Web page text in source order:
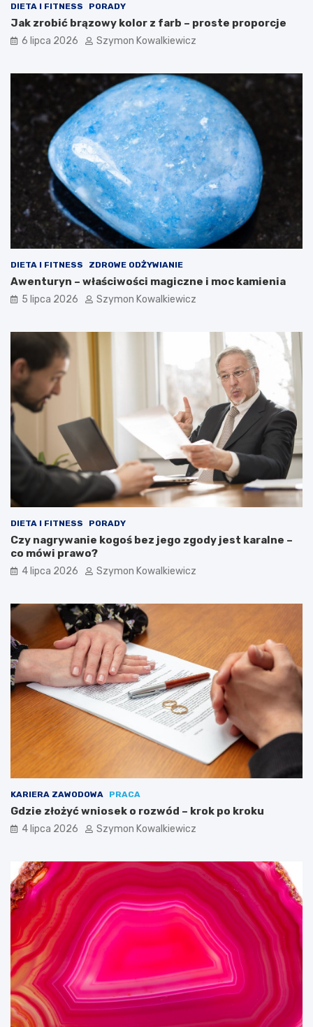
DIETA I FITNESS PORADY
Jak zrobić brązowy kolor z farb – proste proporcje
6 lipca 2026 Szymon Kowalkiewicz
DIETA I FITNESS ZDROWE ODŻYWIANIE
Awenturyn – właściwości magiczne i moc kamienia
5 lipca 2026 Szymon Kowalkiewicz
DIETA I FITNESS PORADY
Czy nagrywanie kogoś bez jego zgody jest karalne –
co mówi prawo?
4 lipca 2026 Szymon Kowalkiewicz
KARIERA ZAWODOWA PRACA
Gdzie złożyć wniosek o rozwód – krok po kroku
4 lipca 2026 Szymon Kowalkiewicz